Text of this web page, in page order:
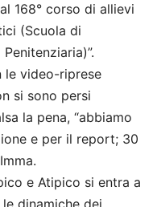
168° corso di allievi
(Scuola di
le video-riprese
si sono persi
la pena, “abbiamo
e per il report; 30
e Atipico si entra a